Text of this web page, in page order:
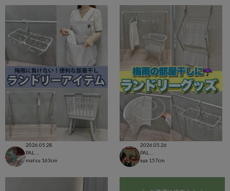
2026.05.28
matsu 163cm
2026.05.26
aya 157cm